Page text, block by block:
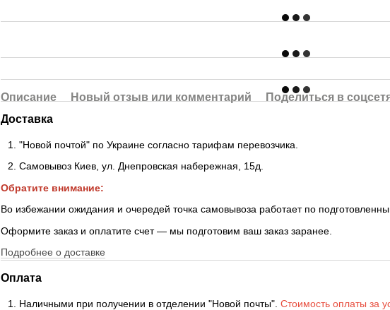
Описание Новый отзыв или комментарий
Поделиться в
Доставка
"Новой почтой" по Украине согласно тарифам перевозчика.
Самовывоз Киев, ул. Днепровская набережная, 15д.
Обратите внимание:
Во избежании ожидания и очередей точка самовывоза работает по
Оформите заказ и оплатите счет — мы подготовим ваш заказ заранее.
Подробнее о доставке
Оплата
Наличными при получении в отделении "Новой почты". Стоимость оплаты за